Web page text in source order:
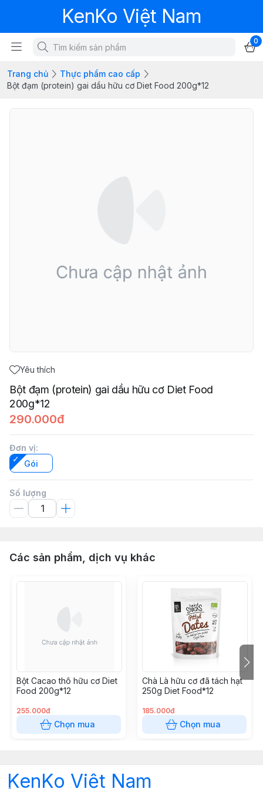
KenKo Việt Nam
0
Trang chủ
Thực phẩm cao cấp
Bột đạm (protein) gai dầu hữu cơ Diet Food 200g*12
Yêu thích
Bột đạm (protein) gai dầu hữu cơ Diet Food
200g*12
290.000đ
Đơn vị:
Gói
Số lượng
Các sản phẩm, dịch vụ khác
Bột Cacao thô hữu cơ Diet
Food 200g*12
255.000đ
Chọn mua
Chà Là hữu cơ đã tách hạt
250g Diet Food*12
185.000đ
Chọn mua
KenKo Việt Nam